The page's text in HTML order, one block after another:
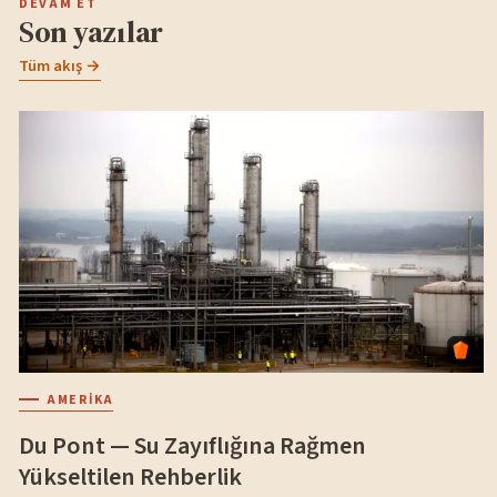
Son yazılar
Tüm akış →
AMERIKA
Du Pont — Su Zayıflığına Rağmen
Yükseltilen Rehberlik